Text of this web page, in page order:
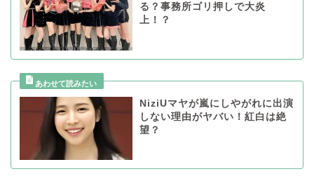
る？事務所ゴリ押しで大炎
上！？
NiziUマヤが嵐にしやがれに出演
しない理由がヤバい！紅白は絶
望？